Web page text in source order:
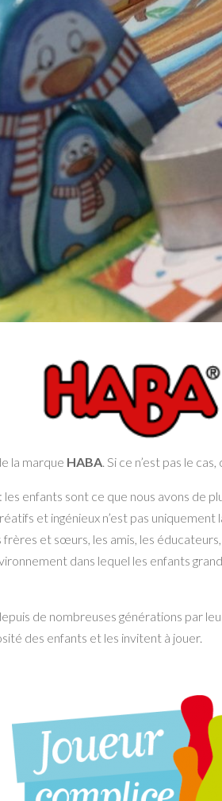
la marque HABA . Si ce n’est pas le
les enfants sont ce que nous avons
et ingénieux n’est pas
et sœurs, les amis, les
dans lequel les enfants
de nombreuses générations par
des enfants et les invitent à jouer.